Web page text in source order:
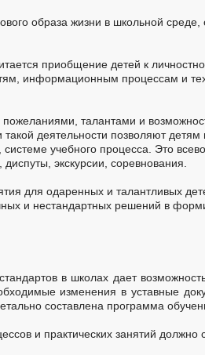
образа жизни в школьной среде,
приобщение детей к
информационным процессам и
талантами и
деятельности позволяют детям
учебного процесса. Это
экскурсии, соревнования.
для одаренных и талантливых
и нестандартных решений в
в школах дает
изменения в уставные
составлена программа
и практических занятий должно